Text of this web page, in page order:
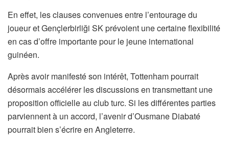
En effet, les clauses convenues entre l’entourage du
joueur et Gençlerbirliği SK prévoient une certaine flexibilité
en cas d’offre importante pour le jeune international
guinéen.
Après avoir manifesté son intérêt, Tottenham pourrait
désormais accélérer les discussions en transmettant une
proposition officielle au club turc. Si les différentes parties
parviennent à un accord, l’avenir d’Ousmane Diabaté
pourrait bien s’écrire en Angleterre.